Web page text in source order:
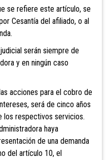
se refiere este artículo, se
Cesantía del afiliado, o al
serán siempre de
y en ningún caso
acciones para el cobro de
será de cinco años
los respectivos servicios.
haya
de una demanda
del artículo 10, el